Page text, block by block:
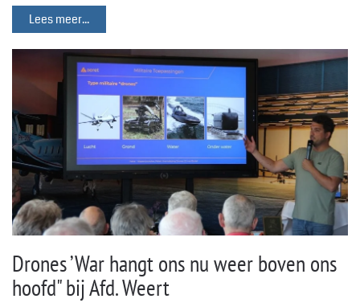
Lees meer...
Drones ’War hangt ons nu weer boven ons
hoofd" bij Afd. Weert